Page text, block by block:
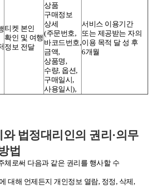
티켓 본인
확인 및 여행
정보 전달
상품
구매정보
상세
(주문번호,
바코드번호,
금액,
상품명,
수량, 옵션,
구매일시,
사용일시),
서비스 이용기간
또는 제공받는 자의
이용 목적 달 성 후
6개월
법정대리인의 권리·의무
법
체로써 다음과 같은 권리를 행사할 수
대해 언제든지 개인정보 열람, 정정, 삭제,